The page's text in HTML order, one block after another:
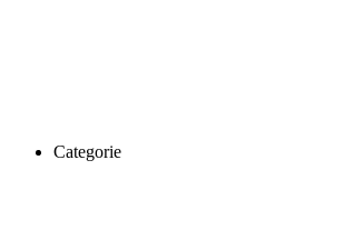
Categorie